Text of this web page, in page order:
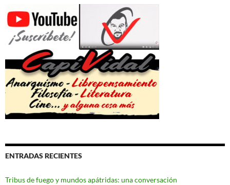
ENTRADAS RECIENTES
Tribus de fuego y mundos apátridas: una conversación